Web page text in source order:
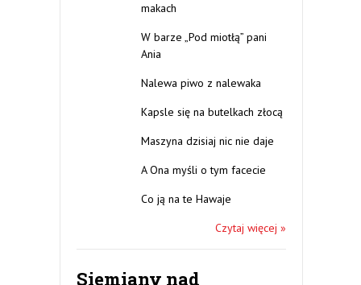
makach
W barze „Pod miotłą” pani
Ania
Nalewa piwo z nalewaka
Kapsle się na butelkach złocą
Maszyna dzisiaj nic nie daje
A Ona myśli o tym facecie
Co ją na te Hawaje
Czytaj więcej »
Siemiany nad